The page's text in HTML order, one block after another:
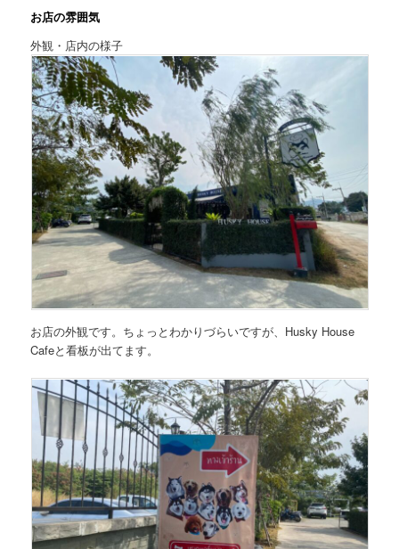
お店の雰囲気
外観・店内の様子
お店の外観です。ちょっとわかりづらいですが、Husky House
Cafeと看板が出てます。